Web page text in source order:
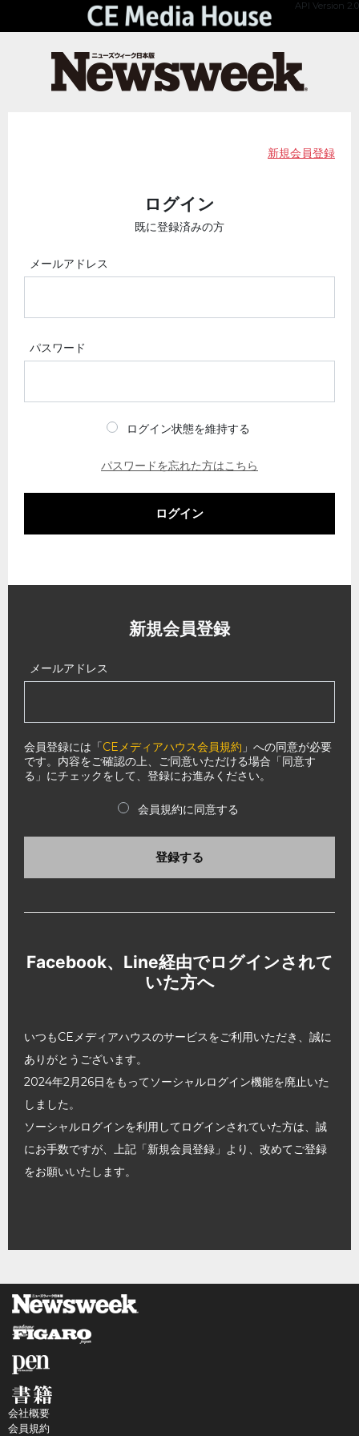
API Version 2.0
新規会員登録
ログイン
既に登録済みの方
メールアドレス
パスワード
ログイン状態を維持する
パスワードを忘れた方はこちら
ログイン
新規会員登録
メールアドレス
会員登録には「CEメディアハウス会員規約 」への同意が必要
です。内容をご確認の上、ご同意いただける場合「同意す
る」にチェックをして、登録にお進みください。
会員規約に同意する
登録する
Facebook、Line経由でログインされて
いた方へ
いつもCEメディアハウスのサービスをご利用いただき、誠に
ありがとうございます。
2024年2月26日をもってソーシャルログイン機能を廃止いた
しました。
ソーシャルログインを利用してログインされていた方は、誠
にお手数ですが、上記「新規会員登録」より、改めてご登録
をお願いいたします。
会社概要
会員規約